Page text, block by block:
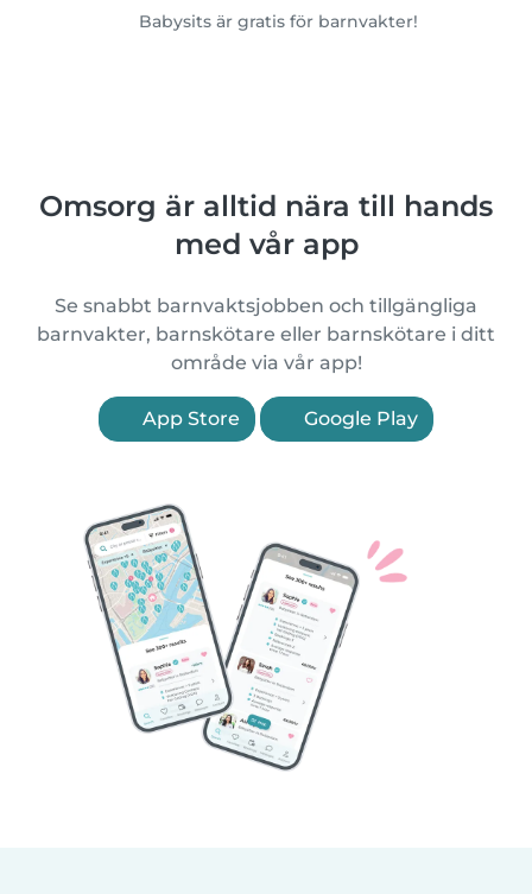
Babysits är gratis för barnvakter!
Omsorg är alltid nära till hands
med vår app
Se snabbt barnvaktsjobben och tillgängliga
barnvakter, barnskötare eller barnskötare i ditt
område via vår app!
App Store Google Play